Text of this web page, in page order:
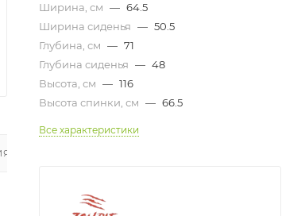
И ВОЗВРАТ
Ширина, см — 64.5
Ширина сиденья — 50.5
Глубина, см — 71
Глубина сиденья — 48
Высота, см — 116
Высота спинки, см — 66.5
Все характеристики